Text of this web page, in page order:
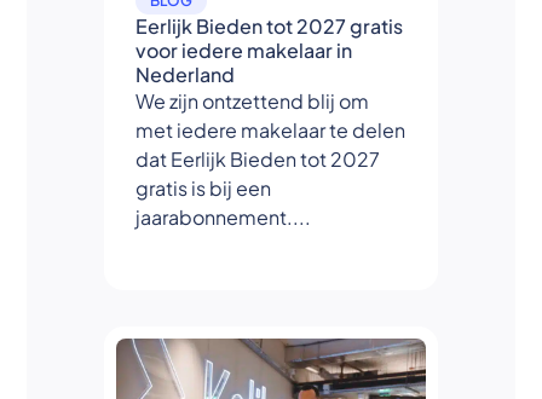
Eerlijk Bieden tot 2027 gratis
voor iedere makelaar in
Nederland
We zijn ontzettend blij om
met iedere makelaar te delen
dat Eerlijk Bieden tot 2027
gratis is bij een
jaarabonnement....